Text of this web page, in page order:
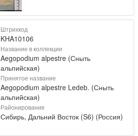
Штрихкод
KHA10106
Название в коллекции
Aegopodium alpestre (Сныть
альпийская)
Принятое название
Aegopodium alpestre Ledeb. (Сныть
альпийская)
Районирование
Сибирь, Дальний Восток (S6) (Россия)